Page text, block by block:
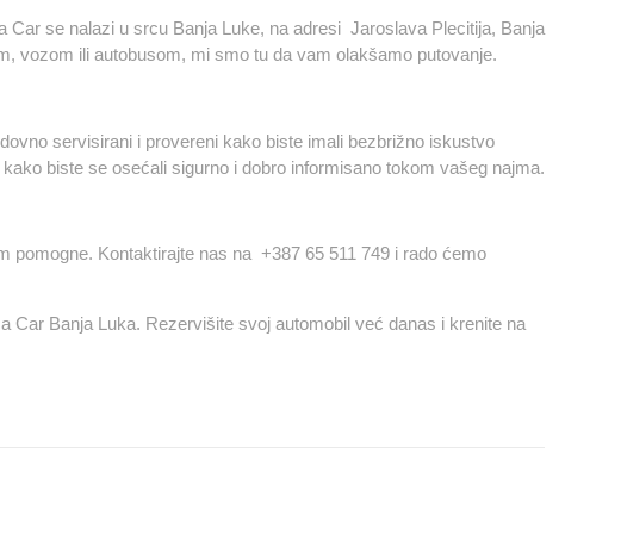
Car se nalazi u srcu Banja Luke, na adresi Jaroslava Plecitija, Banja
vozom ili autobusom, mi smo tu da vam olakšamo putovanje.
servisirani i provereni kako biste imali bezbrižno iskustvo
biste se osećali sigurno i dobro informisano tokom vašeg najma.
pomogne. Kontaktirajte nas na +387 65 511 749i rado ćemo
Car Banja Luka. Rezervišite svoj automobil već danas i krenite na